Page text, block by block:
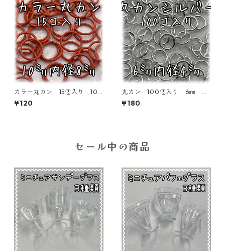
カラー丸カン 15個入り 10
㎜ オレンジ【MCC-10-OR
N】
¥120
丸カン 100個入り 6㎜ シ
ルバー【MC-100-SIL06】
¥180
セール中の商品